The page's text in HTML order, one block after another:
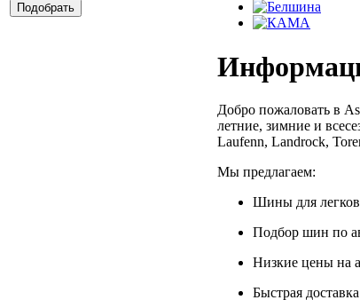
Добро пожаловать в
летние, зимние и
Laufenn, Landrock,
Мы предлагаем:
Шины для
Подбор шин по
Низкие цены на
Быстрая